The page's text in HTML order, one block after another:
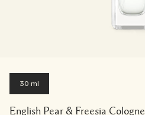
30 ml
English Pear & Freesia Cologne